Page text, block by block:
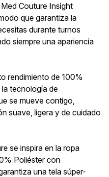
Couture Insight
que garantiza la
durante turnos
siempre una apariencia
rendimiento de 100%
tecnología de
se mueve contigo,
suave, ligera y de cuidado
se inspira en la ropa
Poliéster con
una tela súper-